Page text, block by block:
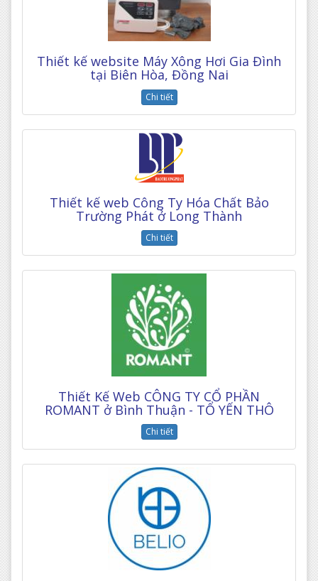
Thiết kế website Máy Xông Hơi Gia Đình
tại Biên Hòa, Đồng Nai
Chi tiết
Thiết kế web Công Ty Hóa Chất Bảo
Trường Phát ở Long Thành
Chi tiết
Thiết Kế Web CÔNG TY CỔ PHẦN
ROMANT ở Bình Thuận - TỔ YẾN THÔ
Chi tiết